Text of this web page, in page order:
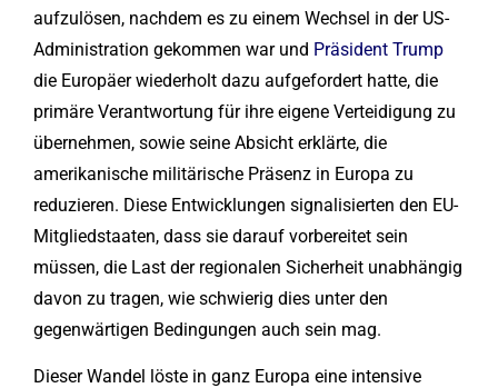
aufzulösen, nachdem es zu einem Wechsel in der US-
Administration gekommen war und Präsident Trump
die Europäer wiederholt dazu aufgefordert hatte, die
primäre Verantwortung für ihre eigene Verteidigung zu
übernehmen, sowie seine Absicht erklärte, die
amerikanische militärische Präsenz in Europa zu
reduzieren. Diese Entwicklungen signalisierten den EU-
Mitgliedstaaten, dass sie darauf vorbereitet sein
müssen, die Last der regionalen Sicherheit unabhängig
davon zu tragen, wie schwierig dies unter den
gegenwärtigen Bedingungen auch sein mag.
Dieser Wandel löste in ganz Europa eine intensive